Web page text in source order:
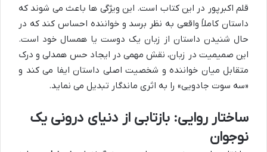
قلم اکبرپور در این کتاب است. این ویژگی ها باعث می شوند که
داستان کاملاً واقعی به نظر برسد و خواننده احساس کند که در
حال شنیدن داستان از زبان یک دوست یا همسال خود است.
این صمیمیت در زبان، نقش مهمی در ایجاد حس همدلی و درک
متقابل میان خواننده و شخصیت اصلی داستان ایفا می کند و
«سه سوت جادویی» را به اثری ماندگار تبدیل می نماید.
ساختار روایی: بازتابی از دنیای درونی یک
نوجوان